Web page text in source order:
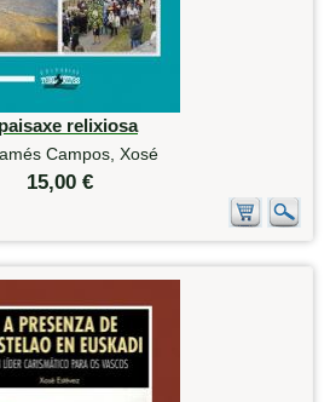
relixiosa
Campos, Xosé
15,00 €